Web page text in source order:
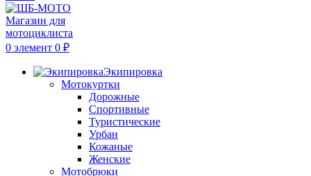
0 элемент 0 ₽
Экипировка
Мотокуртки
Дорожные
Спортивные
Туристические
Урбан
Кожаные
Женские
Мотобрюки